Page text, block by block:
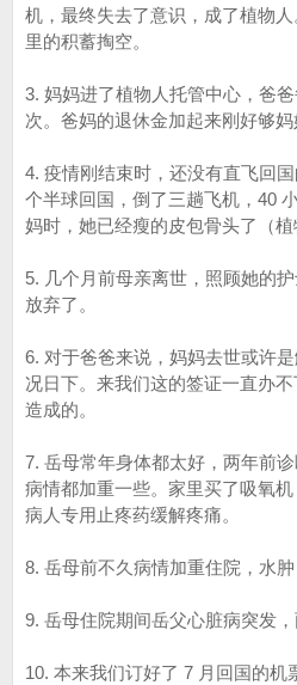
机，最终失去了意识，成了植物
里的积蓄掏空。
3. 妈妈进了植物人托管中心，爸
次。爸妈的退休金加起来刚好够妈
4. 疫情刚结束时，还没有直飞回
个半球回国，倒了三趟飞机，40
妈时，她已经瘦的皮包骨头了（植
5. 几个月前母亲离世，照顾她的
放弃了。
6. 对于爸爸来说，妈妈去世或许
况日下。来我们这的签证一直办
造成的。
7. 岳母常年身体都太好，两年前
病情都加重一些。家里买了吸氧
病人专用止疼药缓解疼痛。
8. 岳母前不久病情加重住院，水肿
9. 岳母住院期间岳父心脏病突发，
10. 本来我们订好了 7 月回国的机